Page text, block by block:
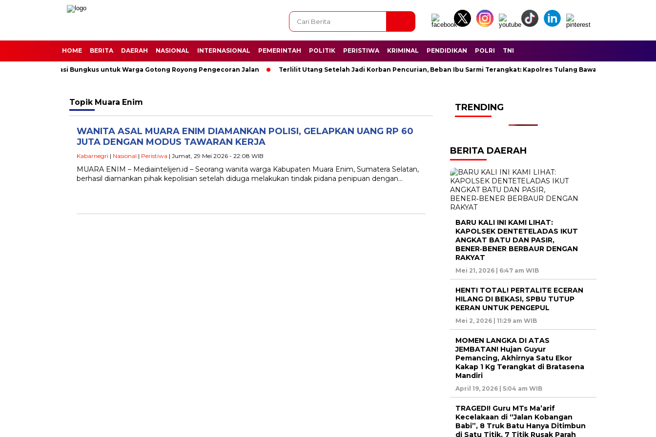
HOME BERITA DAERAH NASIONAL INTERNASIONAL PEMERINTAH POLITIK PERISTIWA KRIMINAL PENDIDIKAN POLRI TNI
Berbagi 30 Nasi Bungkus untuk Warga Gotong Royong Pengecoran Jalan Terlilit Utang Setelah Jadi Korban Pencurian, Beban Ibu Sarmi Terangkat: Kapolres Tulang Bawang Lunasi Seluruh
Topik Muara Enim
WANITA ASAL MUARA ENIM DIAMANKAN POLISI, GELAPKAN UANG RP 60
JUTA DENGAN MODUS TAWARAN KERJA
Kabarnegri | Nasional | Peristiwa | Jumat, 29 Mei 2026 - 22:08 WIB
MUARA ENIM – Mediaintelijen.id – Seorang wanita warga Kabupaten Muara Enim, Sumatera Selatan,
berhasil diamankan pihak kepolisian setelah diduga melakukan tindak pidana penipuan dengan…
TRENDING
BERITA DAERAH
BARU KALI INI KAMI LIHAT:
KAPOLSEK DENTETELADAS IKUT
ANGKAT BATU DAN PASIR,
BENER‑BENER BERBAUR DENGAN
RAKYAT
Mei 21, 2026 | 6:47 am WIB
HENTI TOTAL! PERTALITE ECERAN
HILANG DI BEKASI, SPBU TUTUP
KERAN UNTUK PENGEPUL
Mei 2, 2026 | 11:29 am WIB
MOMEN LANGKA DI ATAS
JEMBATAN! Hujan Guyur
Pemancing, Akhirnya Satu Ekor
Kakap 1 Kg Terangkat di Bratasena
Mandiri
April 19, 2026 | 5:04 am WIB
TRAGEDI! Guru MTs Ma’arif
Kecelakaan di “Jalan Kobangan
Babi”, 8 Truk Batu Hanya Ditimbun
di Satu Titik, 7 Titik Rusak Parah